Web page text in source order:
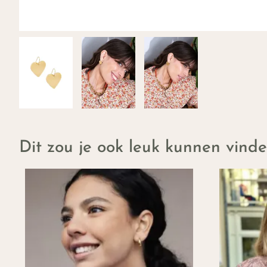
Dit zou je ook leuk kunnen